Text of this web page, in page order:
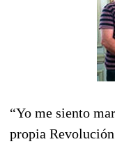
“Yo me siento
propia